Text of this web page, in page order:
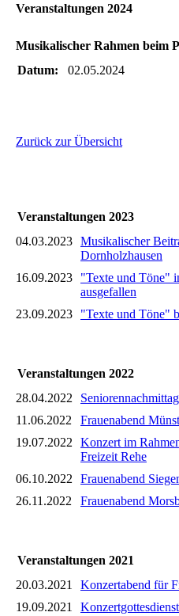
Veranstaltungen 2024
Musikalischer Rahmen beim
Datum:
02.05.2024
Zurück zur Übersicht
Veranstaltungen 2023
04.03.2023 Musikalischer
Dornholzhausen
16.09.2023
"Texte und Töne"
ausgefallen
23.09.2023
"Texte und Töne"
Veranstaltungen 2022
28.04.2022
11.06.2022
Frauenabend
19.07.2022
Konzert im
Freizeit Rehe
06.10.2022
Frauenabend
26.11.2022
Frauenabend
Veranstaltungen 2021
20.03.2021
Konzertabend für
19.09.2021